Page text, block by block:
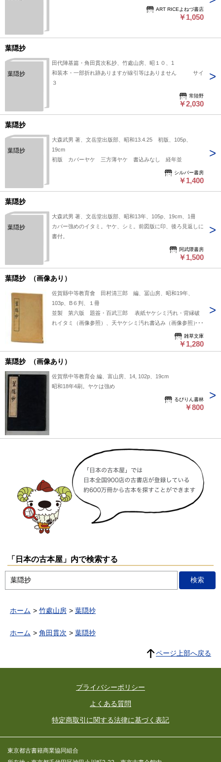
ART RICEよねづ書店
￥1,050
葉隠抄
葉隠抄
田代陣基篇・角田貫次私抄、竹處山房、昭１０、1
和装本・一部折れ跡ありますが線引等はありません サイ
３
常陸野
￥2,030
葉隠抄
葉隠抄
大森武男 著、文岳堂出版部、昭和13.4.25 初版、105p、
19cm
初版 カバーヤケ 三方薄ヤケ 書込みなし 経年並
シルバー書房
￥1,400
葉隠抄
葉隠抄
大森武男 著、文岳堂出版部、昭和13年、105p、19cm、1冊
カバー強めのイタミ。ヤケ、シミ。前図版に印、後ろ見返しに
書付。
阿武隈書房
￥1,500
葉隠抄 （画像あり）
佐賀縣中等教育會 田村清三郎 編、冨山房、昭和19年、
103p、B６判、１冊
並製 第六版 題簽・百武三郎 表紙ヤケシミ汚れ・背縁破
れイタミ（画像参照）、天ヤケシミ汚れ書込み（画像参照）、
小口と地ヤケシミ、前見返しに塗りつぶし（画像参照）、扉に
蔵印と見返し塗り移りシミ汚れ、前後見返しに留具外れがあり
ます。本文は紙質の影響からヤケはありますが、書き込みなど
はなく良好な状態です。
雑草文庫
￥1,280
葉隠抄 （画像あり）
佐賀県中等教育会 編、富山房、14, 102p、19cm
昭和18年4刷。ヤケは強め
るびりん書林
￥800
「日本の古本屋」内で検索する
ホーム 竹處山房 葉隠抄
ホーム 角田貫次 葉隠抄
ページ上部へ戻る
プライバシーポリシー
よくある質問
特定商取引に関する法律に基づく表記
東京都古書籍商業協同組合